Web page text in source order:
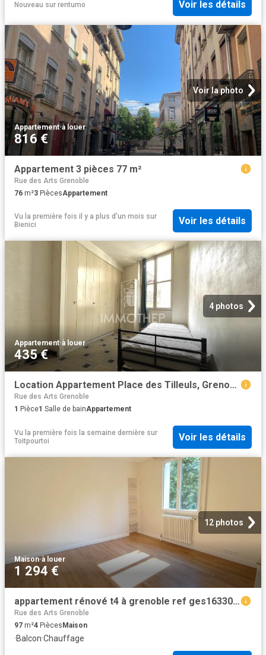
Nouveau sur rentumo Voir les détails
Voir la photo
Appartement·à louer
816 €
Appartement 3 pièces 77 m²
Rue des Arts Grenoble
76 m²3 PiècesAppartement
Vu la première fois il y a plus d'un mois sur
Bienici
Voir les détails
4 photos
Appartement·à louer
435 €
Location Appartement Place des Tilleuls, Grenoble
Rue des Arts Grenoble
1 Pièce1 Salle de bainAppartement
Vu la première fois la semaine dernière sur
Toitpourtoi
Voir les détails
12 photos
Maison·à louer
1 294 €
appartement rénové t4 à grenoble ref ges16330001 900 agence delphine teillaud
Rue des Arts Grenoble
97 m²4 PiècesMaison
·Balcon·Chauffage